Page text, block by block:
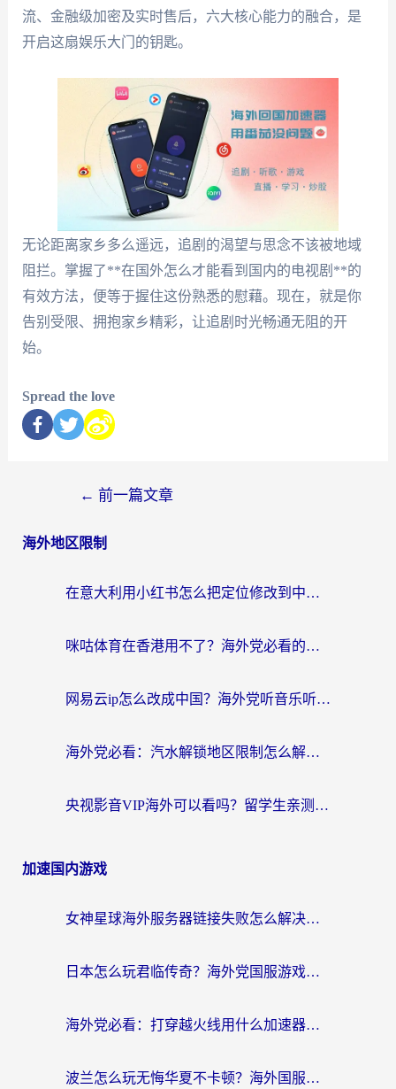
流、金融级加密及实时售后，六大核心能力的融合，是
开启这扇娱乐大门的钥匙。
无论距离家乡多么遥远，追剧的渴望与思念不该被地域
阻拦。掌握了**在国外怎么才能看到国内的电视剧**的
有效方法，便等于握住这份熟悉的慰藉。现在，就是你
告别受限、拥抱家乡精彩，让追剧时光畅通无阻的开
始。
Spread the love
← 前一篇文章
海外地区限制
在意大利用小红书怎么把定位修改到中国国内？3个实用技巧+1个靠谱工具帮你搞定
咪咕体育在香港用不了？海外党必看的回国加速器选择指南（附3个真实场景解决方案）
网易云ip怎么改成中国？海外党听音乐听书的无痛解决方案
海外党必看：汽水解锁地区限制怎么解除？3招解决国内影音&生活服务难题
央视影音VIP海外可以看吗？留学生亲测有效的回国加速器选择指南
加速国内游戏
女神星球海外服务器链接失败怎么解决？海外党国服游戏加速避坑指南
日本怎么玩君临传奇？海外党国服游戏加速避坑指南（附菲律宾欧洲玩家实测）
海外党必看：打穿越火线用什么加速器？解决延迟卡顿，还能玩奇妙拼图世界和第五人格
波兰怎么玩无悔华夏不卡顿？海外国服游戏加速器终极指南（附征途2萤火突击解决方案）